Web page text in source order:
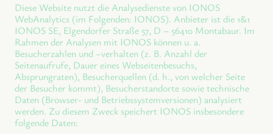
Diese Website nutzt die Analysedienste von IONOS
WebAnalytics (im Folgenden: IONOS). Anbieter ist die 1&1
IONOS SE, Elgendorfer Straße 57, D – 56410 Montabaur. Im
Rahmen der Analysen mit IONOS können u. a.
Besucherzahlen und –verhalten (z. B. Anzahl der
Seitenaufrufe, Dauer eines Webseitenbesuchs,
Absprungraten), Besucherquellen (d. h., von welcher Seite
der Besucher kommt), Besucherstandorte sowie technische
Daten (Browser- und Betriebssystemversionen) analysiert
werden. Zu diesem Zweck speichert IONOS insbesondere
folgende Daten: